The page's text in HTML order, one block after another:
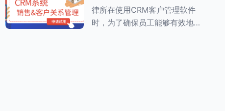
业务需求，灵活调整和优化
CRM系统的数据展示方式，从
时，员工需要接受哪些培训
律所在使用CRM客户管理软件
时，为了确保员工能够有效地利